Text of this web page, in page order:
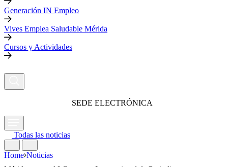
Generación IN Empleo
Vives Emplea Saludable Mérida
Cursos y Actividades
SEDE ELECTRÓNICA
Todas las noticias
Home Noticias